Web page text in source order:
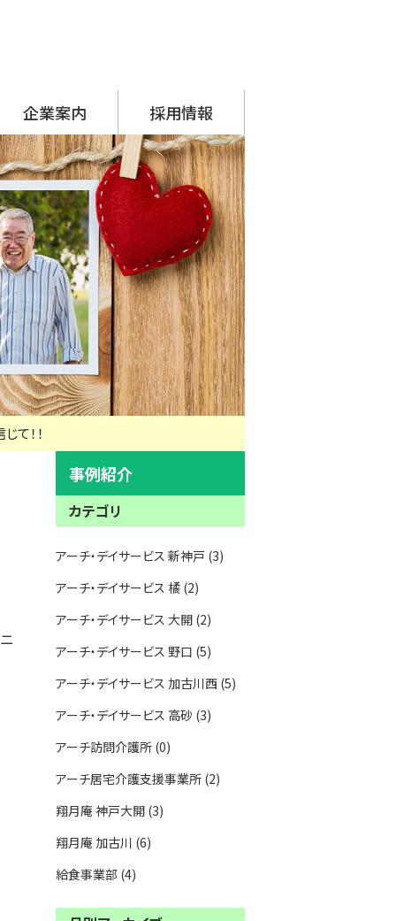
企業案内
表挨拶
社概要
クセス
革 への取り組み
ーナグループ
システムプラネット
アーチスタッフサービス
採用情報
採用担当からのメッセージ
先輩の声
募集要項
応募フォーム
て！！
事例紹介
カテゴリ
アーチ・デイサービス 新神戸 (3)
アーチ・デイサービス 橘 (2)
アーチ・デイサービス 大開 (2)
アーチ・デイサービス 野口 (5)
アーチ・デイサービス 加古川西 (5)
アーチ・デイサービス 高砂 (3)
アーチ訪問介護所 (0)
アーチ居宅介護支援事業所 (2)
翔月庵 神戸大開 (3)
翔月庵 加古川 (6)
給食事業部 (4)